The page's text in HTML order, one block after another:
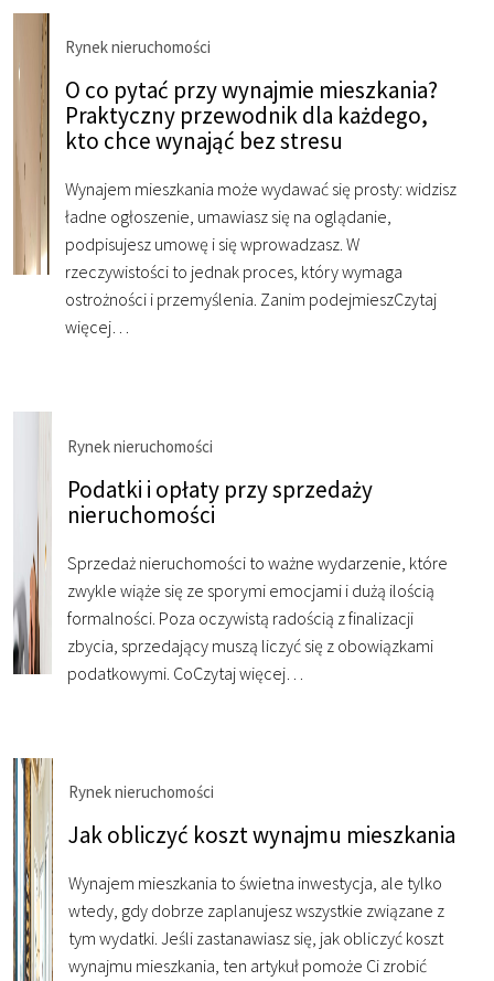
Rynek nieruchomości
O co pytać przy wynajmie mieszkania?
Praktyczny przewodnik dla każdego,
kto chce wynająć bez stresu
Wynajem mieszkania może wydawać się prosty: widzisz
ładne ogłoszenie, umawiasz się na oglądanie,
podpisujesz umowę i się wprowadzasz. W
rzeczywistości to jednak proces, który wymaga
ostrożności i przemyślenia. Zanim podejmieszCzytaj
więcej…
Rynek nieruchomości
Podatki i opłaty przy sprzedaży
nieruchomości
Sprzedaż nieruchomości to ważne wydarzenie, które
zwykle wiąże się ze sporymi emocjami i dużą ilością
formalności. Poza oczywistą radością z finalizacji
zbycia, sprzedający muszą liczyć się z obowiązkami
podatkowymi. CoCzytaj więcej…
Rynek nieruchomości
Jak obliczyć koszt wynajmu mieszkania
Wynajem mieszkania to świetna inwestycja, ale tylko
wtedy, gdy dobrze zaplanujesz wszystkie związane z
tym wydatki. Jeśli zastanawiasz się, jak obliczyć koszt
wynajmu mieszkania, ten artykuł pomoże Ci zrobić